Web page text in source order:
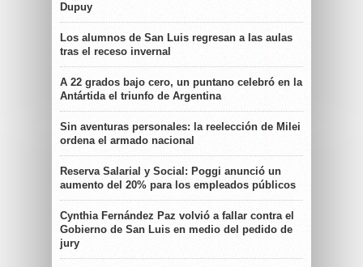
Dupuy
Los alumnos de San Luis regresan a las aulas
tras el receso invernal
A 22 grados bajo cero, un puntano celebró en la
Antártida el triunfo de Argentina
Sin aventuras personales: la reelección de Milei
ordena el armado nacional
Reserva Salarial y Social: Poggi anunció un
aumento del 20% para los empleados públicos
Cynthia Fernández Paz volvió a fallar contra el
Gobierno de San Luis en medio del pedido de
jury